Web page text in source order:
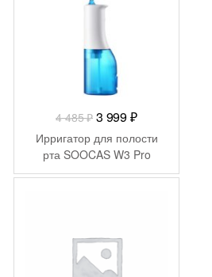
4 485₽ Первоначальная
цена
составляла
4
3 999₽Текущая
цена:
3
999 ₽.
Ирригатор для полости
рта SOOCAS W3 Pro